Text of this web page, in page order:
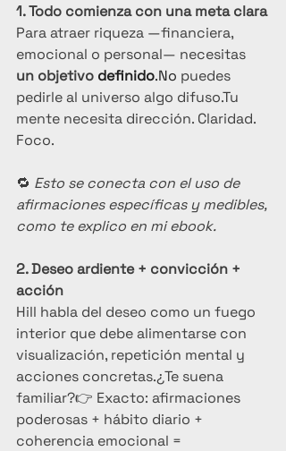
1. Todo comienza con una meta clara
Para atraer riqueza —financiera,
emocional o personal— necesitas
un objetivo definido.No puedes
pedirle al universo algo difuso.Tu
mente necesita dirección. Claridad.
Foco.
🔁 Esto se conecta con el uso de
afirmaciones específicas y medibles,
como te explico en mi ebook.
2. Deseo ardiente + convicción +
acción
Hill habla del deseo como un fuego
interior que debe alimentarse con
visualización, repetición mental y
acciones concretas.¿Te suena
familiar?👉 Exacto: afirmaciones
poderosas + hábito diario +
coherencia emocional =